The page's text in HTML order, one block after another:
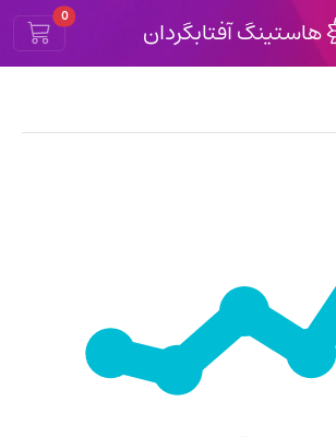
هاستینگ آفتابگردان 0
Cart